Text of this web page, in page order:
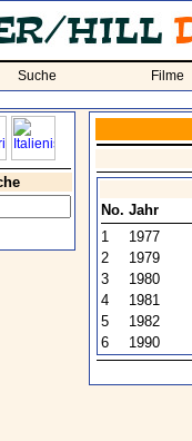
Suche Filme
No. Jahr
1
1977
2
1979
3
1980
4
1981
5
1982
6
1990